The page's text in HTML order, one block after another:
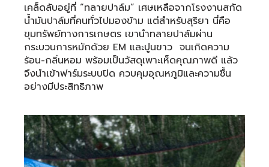
เคล็ดลับอยู่ที่ “ทลายปาล์ม” เศษเหลือจากโรงงานสกัด
น้ำมันปาล์มที่คนทั่วไปมองข้าม แต่สำหรับสุริยา นี่คือ
ขุมทรัพย์ทางการเกษตร เขานำทลายปาล์มผ่าน
กระบวนการหมักด้วย EM และปูนขาว จนเกิดความ
ร้อน-กลิ่นหอม พร้อมเป็นวัสดุเพาะเห็ดคุณภาพดี แล้ว
จึงนำเข้าฟาร์มระบบปิด ควบคุมอุณหภูมิและความชื้น
อย่างมีประสิทธิภาพ